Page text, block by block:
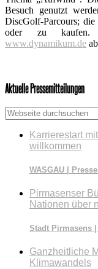
Besuch genutzt
DiscGolf-Parcours;
oder zu kaufen.
www.dynamikum.de
Seitenspalte
Aktuelle Pressemitteilungen
Webseite
durchsuchen
Karrierestart
willkommen
WASGAU |
Pirmasenser
Nationen über
Stadt Pirmasens
Ganzheitliche
Klimawandels